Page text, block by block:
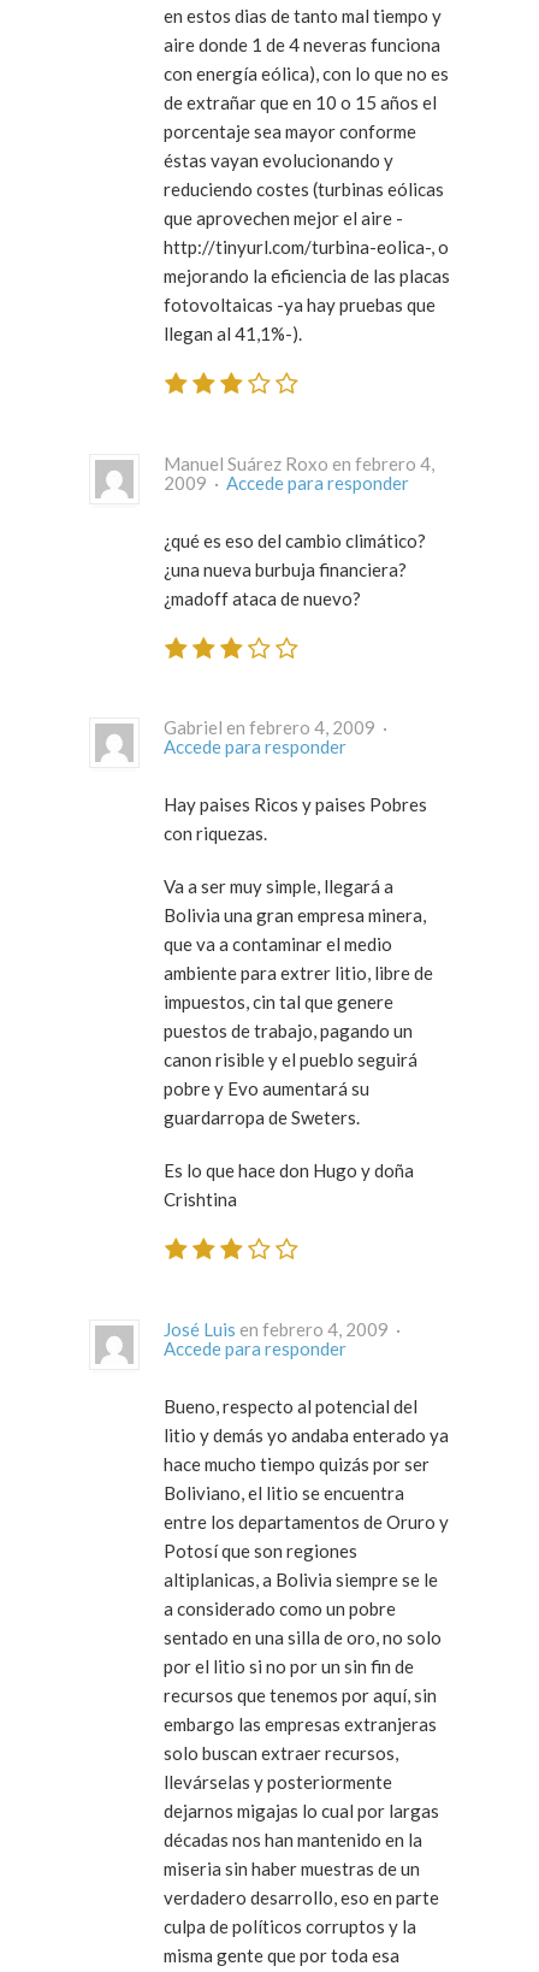
en estos dias de tanto mal tiempo y
aire donde 1 de 4 neveras funciona
con energía eólica), con lo que no es
de extrañar que en 10 o 15 años el
porcentaje sea mayor conforme
éstas vayan evolucionando y
reduciendo costes (turbinas eólicas
que aprovechen mejor el aire -
http://tinyurl.com/turbina-eolica-, o
mejorando la eficiencia de las placas
fotovoltaicas -ya hay pruebas que
llegan al 41,1%-).
Manuel Suárez Roxo en febrero 4,
2009 · Accede para responder
¿qué es eso del cambio climático?
¿una nueva burbuja financiera?
¿madoff ataca de nuevo?
Gabriel en febrero 4, 2009 ·
Accede para responder
Hay paises Ricos y paises Pobres
con riquezas.
Va a ser muy simple, llegará a
Bolivia una gran empresa minera,
que va a contaminar el medio
ambiente para extrer litio, libre de
impuestos, cin tal que genere
puestos de trabajo, pagando un
canon risible y el pueblo seguirá
pobre y Evo aumentará su
guardarropa de Sweters.
Es lo que hace don Hugo y doña
Crishtina
José Luis
en febrero 4, 2009 ·
Accede para responder
Bueno, respecto al potencial del
litio y demás yo andaba enterado ya
hace mucho tiempo quizás por ser
Boliviano, el litio se encuentra
entre los departamentos de Oruro y
Potosí que son regiones
altiplanicas, a Bolivia siempre se le
a considerado como un pobre
sentado en una silla de oro, no solo
por el litio si no por un sin fin de
recursos que tenemos por aquí, sin
embargo las empresas extranjeras
solo buscan extraer recursos,
llevárselas y posteriormente
dejarnos migajas lo cual por largas
décadas nos han mantenido en la
miseria sin haber muestras de un
verdadero desarrollo, eso en parte
culpa de políticos corruptos y la
misma gente que por toda esa